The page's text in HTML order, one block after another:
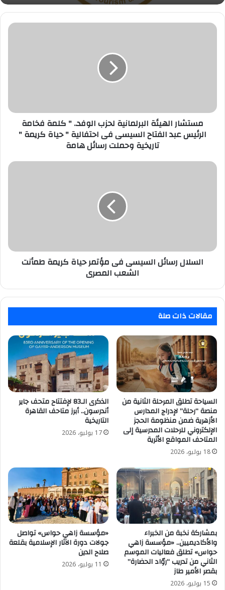
مستشار
الرئيس
الفتاح
السيسى
احتفالية
هامة
مستشار الهيئة البرلمانية لحزب الوفد.. " كلمة فخامة
الرئيس عبد الفتاح السيسى فى احتفالية " حياة كريمة "
تاريخية وحملت رسائل هامة
السلال
الشعب
المصرىالسلال رسائل السيسى فى مؤتمر حياة كريمة طمأنت
الشعب المصرى
مقالات ذات صلة
السياحة تطلق المرحلة الثانية من
منصة “رحلة” لإدراج المدارس
الأزهرية ضمن منظومة الحجز
الإلكتروني للرحلات المدرسية إلى
المتاحف المواقع الأثرية
18 يوليو، 2026
الذكرى الـ83 لإفتتاح متحف جاير
أندرسون.. أبرز متاحف القاهرة
التاريخية
17 يوليو، 2026
بمشاركة نخبة من الخبراء
والأكاديميين.. «مؤسسة زاهي
حواس» تطلق فعاليات الموسم
الثاني من تدريب “روّاد الحضارة”
بقصر الأمير طاز
15 يوليو، 2026
«مؤسسة زاهي حواس» تواصل
جولات دورة الآثار الإسلامية بقلعة
صلاح الدين
11 يوليو، 2026